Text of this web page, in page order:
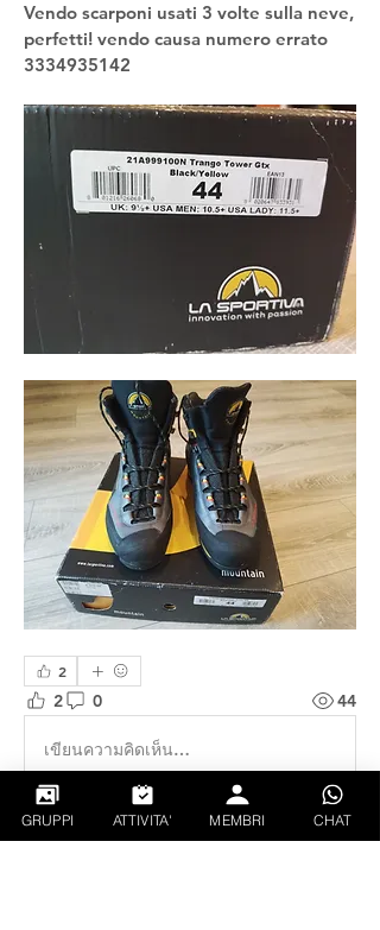
Vendo scarponi usati 3 volte sulla neve,
perfetti! vendo causa numero errato
3334935142
2
2 0 44
เขียนความคิดเห็น…
Info
GRUPPI ATTIVITA' MEMBRI CHAT